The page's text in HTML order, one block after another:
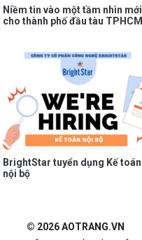
Niềm tin vào một tầm nhìn mới
cho thành phố đầu tàu TPHCM
BrightStar tuyển dụng Kế toán
nội bộ
© 2026 AOTRANG.VN